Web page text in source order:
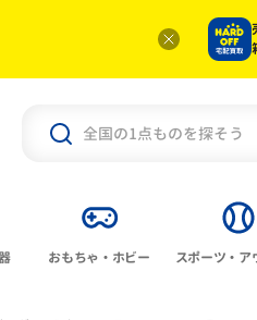
おもちゃ・ホビー スポーツ・ア